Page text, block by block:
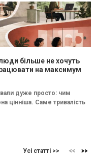
більше не хочуть
на максимум
дуже просто: чим
цінніша. Саме тривалість
Усі статті >>